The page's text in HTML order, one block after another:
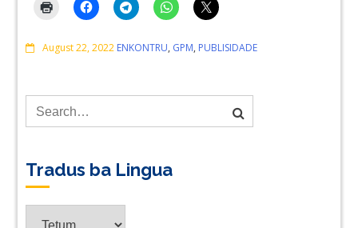
August 22, 2022 Comments
ENKONTRU, GPM, PUBLISIDADE
Tradus ba Lingua